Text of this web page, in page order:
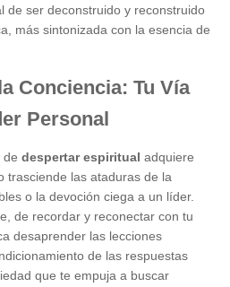
de ser deconstruido y reconstruido
más sintonizada con la esencia de
Conciencia: Tu Vía
Personal
de despertar espiritual adquiere
trasciende las ataduras de la
o la devoción ciega a un líder.
de recordar y reconectar con tu
desaprender las lecciones
de las respuestas
que te empuja a buscar